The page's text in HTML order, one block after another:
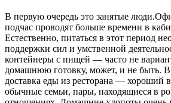
В первую очередь это занятые
подчас проводят больше времени в
Естественно, питаться в этот период
поддержки сил и умственной
контейнеры с пищей ― часто не
домашнюю готовку, может, и не быть. В
доставка еды из ресторана ― хороший
обычные семьи, пары, находящиеся в